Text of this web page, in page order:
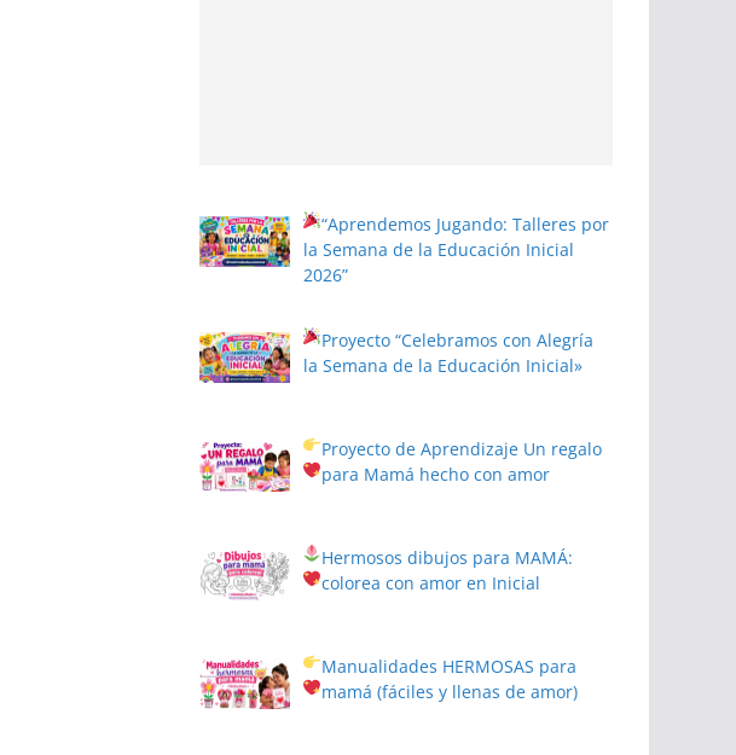
“Aprendemos Jugando: Talleres por
la Semana de la Educación Inicial
2026”
Proyecto“Celebramos con Alegría
la Semana de la Educación Inicial»
Proyecto de Aprendizaje Un regalo
para Mamá hecho con amor
Hermosos dibujos para MAMÁ:
colorea con amor en Inicial
Manualidades HERMOSAS para
mamá (fáciles y llenas de amor)